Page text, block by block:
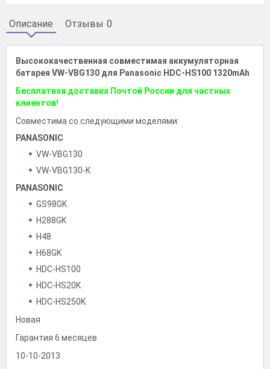
Описание Отзывы 0
Высококачественная совместимая аккумуляторная
батарея VW-VBG130 для Panasonic HDC-HS100 1320mAh
Бесплатная доставка Почтой России для частных
клиентов!
Совместима со следующими моделями:
PANASONIC
VW-VBG130
VW-VBG130-K
PANASONIC
GS98GK
H288GK
H48
H68GK
HDC-HS100
HDC-HS20K
HDC-HS250K
HDC-HS300K
HDC-HS700K
HDC-HS9
Новая
Гарантия 6 месяцев
10-10-2013